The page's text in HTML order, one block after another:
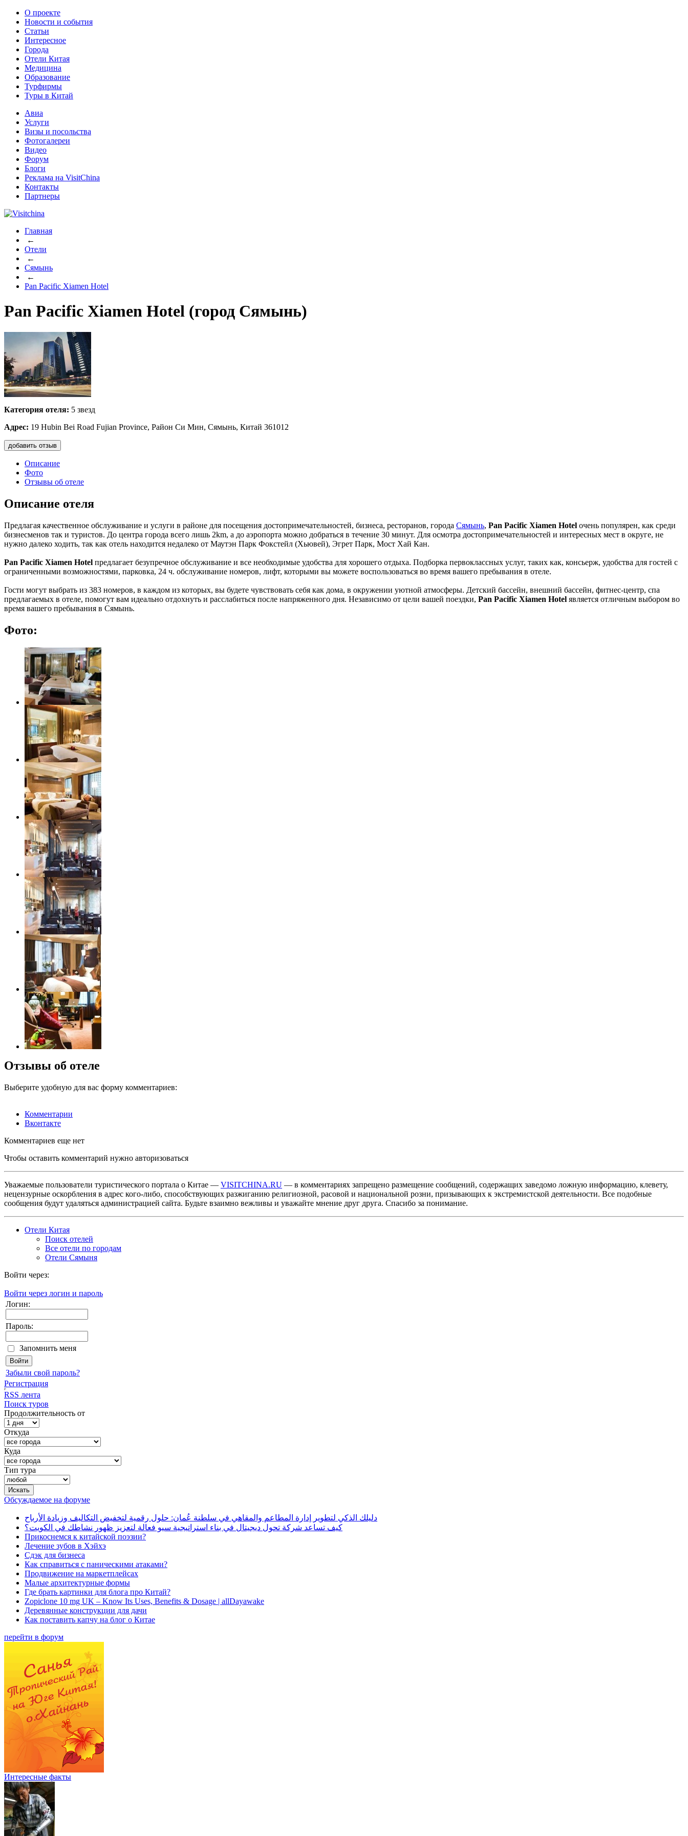
О проекте
Новости и события
Статьи
Интересное
Города
Отели Китая
Медицина
Образование
Турфирмы
Туры в Китай
Авиа
Услуги
Визы и посольства
Фотогалереи
Видео
Форум
Блоги
Реклама на VisitChina
Контакты
Партнеры
Главная
←
Отели
←
Сямынь
←
Pan Pacific Xiamen Hotel
Pan Pacific Xiamen Hotel (город Сямынь)
Категория отеля: 5 звезд
Адрес: 19 Hubin Bei Road Fujian Province, Район Си Мин, Сямынь, Китай 361012
добавить отзыв
Описание
Фото
Отзывы об отеле
Описание отеля
Предлагая качественное обслуживание и услуги в районе для посещения достопримечательностей, бизнеса, ресторанов, города Сямынь, Pan Pacific Xiamen Hotel очень популярен, как среди
бизнесменов так и туристов. До центра города всего лишь 2km, а до аэропорта можно добраться в течение 30 минут. Для осмотра достопримечательностей и интересных мест в округе, не
нужно далеко ходить, так как отель находится недалеко от Маутэн Парк Фокстейл (Хьювей), Эгрет Парк, Мост Хай Кан.
Pan Pacific Xiamen Hotel предлагает безупречное обслуживание и все необходимые удобства для хорошего отдыха. Подборка первоклассных услуг, таких как, консьерж, удобства для гостей с
ограниченными возможностями, парковка, 24 ч. обслуживание номеров, лифт, которыми вы можете воспользоваться во время вашего пребывания в отеле.
Гости могут выбрать из 383 номеров, в каждом из которых, вы будете чувствовать себя как дома, в окружении уютной атмосферы. Детский бассейн, внешний бассейн, фитнес-центр, спа
предлагаемых в отеле, помогут вам идеально отдохнуть и расслабиться после напряженного дня. Независимо от цели вашей поездки, Pan Pacific Xiamen Hotel является отличным выбором во
время вашего пребывания в Сямынь.
Фото:
Отзывы об отеле
Выберите удобную для вас форму комментариев:
Комментарии
Вконтакте
Комментариев еще нет
Чтобы оставить комментарий нужно авторизоваться
Уважаемые пользователи туристического портала о Китае — VISITCHINA.RU — в комментариях запрещено размещение сообщений, содержащих заведомо ложную информацию, клевету,
нецензурные оскорбления в адрес кого-либо, способствующих разжиганию религиозной, расовой и национальной розни, призывающих к экстремистской деятельности. Все подобные
сообщения будут удаляться администрацией сайта. Будьте взаимно вежливы и уважайте мнение друг друга. Спасибо за понимание.
Отели Китая
Поиск отелей
Все отели по городам
Отели Сямыня
Войти через:
Войти через логин и пароль
Логин:
Пароль:
Запомнить меня
Забыли свой пароль?
Регистрация
RSS лента
Поиск туров
Продолжительность от
Откуда
Куда
Тип тура
Обсуждаемое на форуме
دليلك الذكي لتطوير إدارة المطاعم والمقاهي في سلطنة عُمان: حلول رقمية لتخفيض التكاليف وزيادة الأرباح
كيف تساعد شركة تحول ديجيتال في بناء استراتيجية سيو فعالة لتعزيز ظهور نشاطك في الكويت؟
Прикоснемся к китайской поэзии?
Лечение зубов в Хэйхэ
Сдэк для бизнеса
Как справиться с паническими атаками?
Продвижение на маркетплейсах
Малые архитектурные формы
Где брать картинки для блога про Китай?
Zopiclone 10 mg UK – Know Its Uses, Benefits & Dosage | allDayawake
Деревянные конструкции для дачи
Как поставить капчу на блог о Китае
перейти в форум
Интересные факты